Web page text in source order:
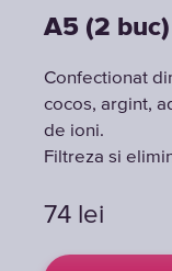
A5 (2 buc)
Confectionat
cocos, argint,
de ioni.
Filtreza si
74 lei
A5 (2 buc)
Confectionat
cocos, argint,
de ioni.
Filtreza si
74 lei